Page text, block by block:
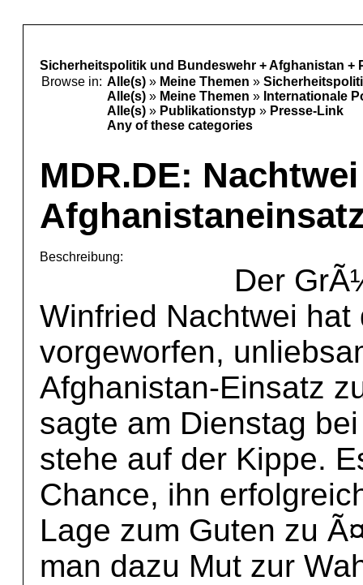
Sicherheitspolitik und Bundeswehr + Afghanistan +
Browse in: Alle(s) » Meine Themen »
Alle(s) » Meine Themen » Internationale
Alle(s) » Publikationstyp » Presse-Link
Any of these categories
MDR.DE:
Beschreibung:
Der
Winfried Nachtwei
vorgeworfen,
Afghanistan-Einsatz
sagte am Dienstag
stehe auf der Kippe.
Chance, ihn
Lage zum Guten zu
man dazu Mut zur